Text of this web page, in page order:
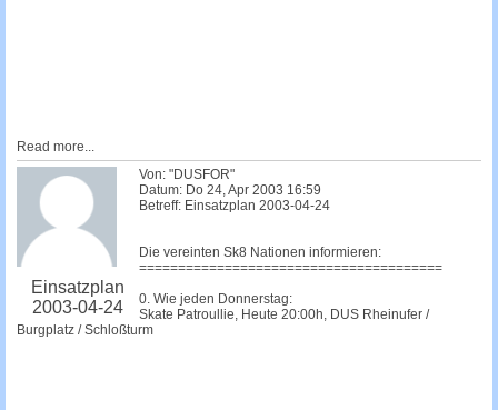
Read more...
Einsatzplan
2003-04-24
Von: "DUSFOR"
Datum: Do 24, Apr 2003 16:59
Betreff: Einsatzplan 2003-04-24
Die vereinten Sk8 Nationen informieren:
=======================================
0. Wie jeden Donnerstag:
Skate Patroullie, Heute 20:00h, DUS Rheinufer /
Burgplatz / Schloßturm